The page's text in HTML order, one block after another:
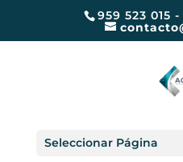
959 523 015
Seleccionar Página